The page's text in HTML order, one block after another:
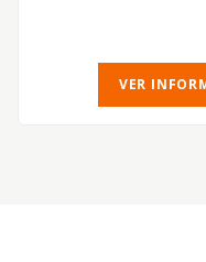
VER